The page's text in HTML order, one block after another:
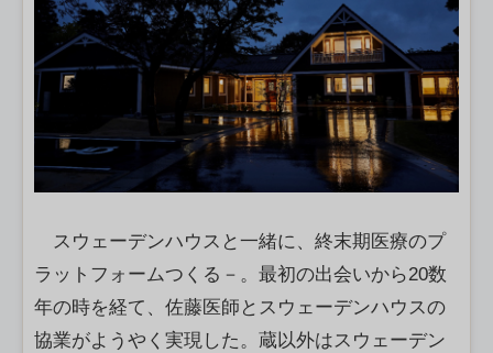
スウェーデンハウスと一緒に、終末期医療のプ
ラットフォームつくる－。最初の出会いから20数
年の時を経て、佐藤医師とスウェーデンハウスの
協業がようやく実現した。蔵以外はスウェーデン